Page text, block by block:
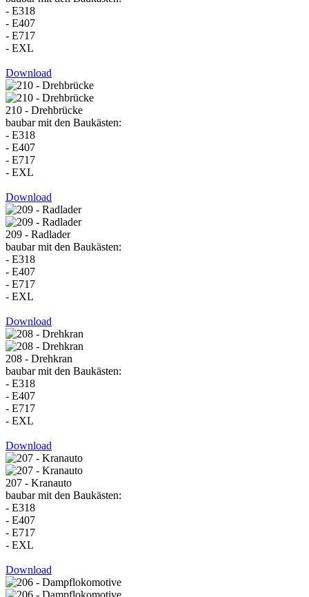
- E318
- E407
- E717
- EXL
Download
210 - Drehbrücke
baubar mit den Baukästen:
- E318
- E407
- E717
- EXL
Download
209 - Radlader
baubar mit den Baukästen:
- E318
- E407
- E717
- EXL
Download
208 - Drehkran
baubar mit den Baukästen:
- E318
- E407
- E717
- EXL
Download
207 - Kranauto
baubar mit den Baukästen:
- E318
- E407
- E717
- EXL
Download